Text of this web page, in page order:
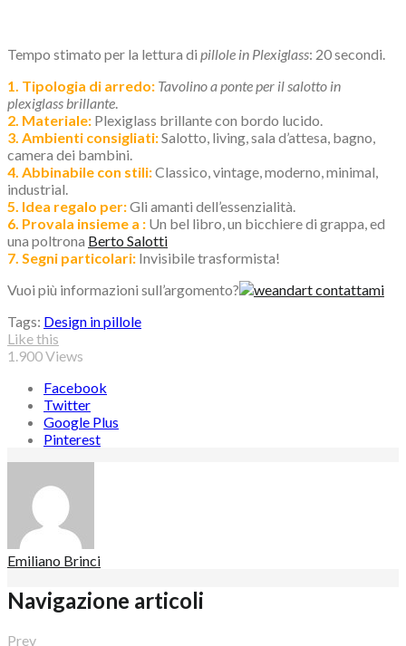
Tempo stimato per la lettura di pillole in Plexiglass: 20 secondi.
1. Tipologia di arredo: Tavolino a ponte per il salotto in
plexiglass brillante.
2. Materiale: Plexiglass brillante con bordo lucido.
3. Ambienti consigliati:Salotto, living, sala d’attesa, bagno,
camera dei bambini.
4. Abbinabile con stili:Classico, vintage, moderno, minimal,
industrial.
5. Idea regalo per:Gli amanti dell’essenzialità.
6. Provala insieme a : Un bel libro, un bicchiere di grappa, ed
una poltrona Berto Salotti
7. Segni particolari: Invisibile trasformista!
Vuoi più informazioni sull’argomento?
Tags: Design in pillole
Like this
1.900Views
Facebook
Twitter
Google Plus
Pinterest
Emiliano Brinci
Navigazione articoli
Prev